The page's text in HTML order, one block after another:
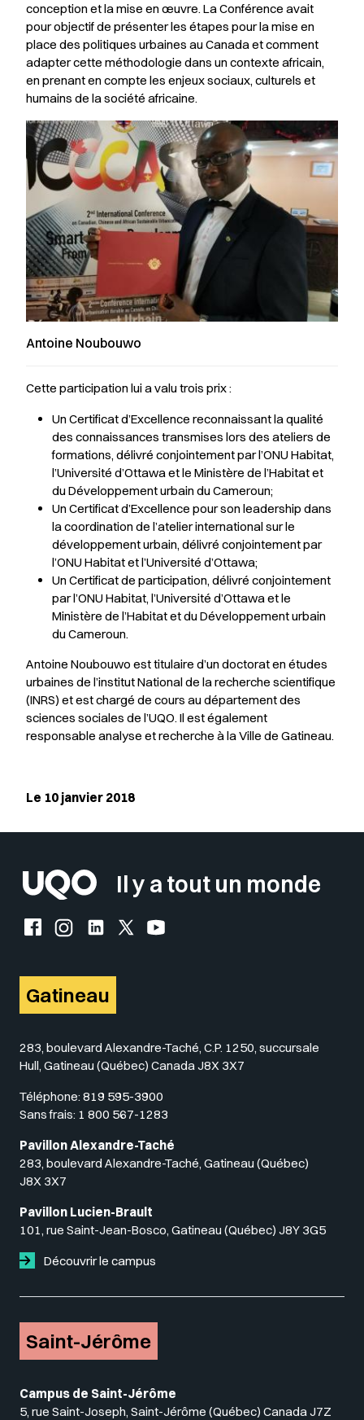
conception et la mise en œuvre. La Conférence avait
pour objectif de présenter les étapes pour la mise en
place des politiques urbaines au Canada et comment
adapter cette méthodologie dans un contexte africain,
en prenant en compte les enjeux sociaux, culturels et
humains de la société africaine.
Antoine Noubouwo
Cette participation lui a valu trois prix :
Un Certificat d’Excellence reconnaissant la qualité
des connaissances transmises lors des ateliers de
formations, délivré conjointement par l’ONU Habitat,
l’Université d’Ottawa et le Ministère de l’Habitat et
du Développement urbain du Cameroun;
Un Certificat d’Excellence pour son leadership dans
la coordination de l’atelier international sur le
développement urbain, délivré conjointement par
l’ONU Habitat et l’Université d’Ottawa;
Un Certificat de participation, délivré conjointement
par l’ONU Habitat, l’Université d’Ottawa et le
Ministère de l’Habitat et du Développement urbain
du Cameroun.
Antoine Noubouwo est titulaire d’un doctorat en études
urbaines de l’institut National de la recherche scientifique
(INRS) et est chargé de cours au département des
sciences sociales de l’UQO. Il est également
responsable analyse et recherche à la Ville de Gatineau.
Le 10 janvier 2018
Il y a tout un monde
Facebook de l'UQO
Instagram de l'UQO
LinkedIn de l'UQO
X (Twitter) de l'UQO
YouTube de l'UQO
Gatineau
283, boulevard Alexandre-Taché, C.P. 1250, succursale
Hull, Gatineau (Québec) Canada J8X 3X7
Téléphone: 819 595-3900
Sans frais: 1 800 567-1283
Pavillon Alexandre-Taché
283, boulevard Alexandre-Taché, Gatineau (Québec)
J8X 3X7
Pavillon Lucien-Brault
101, rue Saint-Jean-Bosco, Gatineau (Québec) J8Y 3G5
Découvrir le campus
Saint-Jérôme
Campus de Saint-Jérôme
5, rue Saint-Joseph, Saint-Jérôme (Québec) Canada J7Z